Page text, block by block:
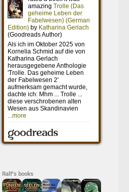
The Trip – Ein mörderisches
Wochenende
Ralf's books